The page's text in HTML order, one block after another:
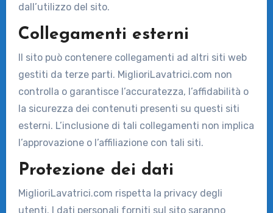
dall’utilizzo del sito.
Collegamenti esterni
Il sito può contenere collegamenti ad altri siti web
gestiti da terze parti. MiglioriLavatrici.com non
controlla o garantisce l’accuratezza, l’affidabilità o
la sicurezza dei contenuti presenti su questi siti
esterni. L’inclusione di tali collegamenti non implica
l’approvazione o l’affiliazione con tali siti.
Protezione dei dati
MiglioriLavatrici.com rispetta la privacy degli
utenti. I dati personali forniti sul sito saranno